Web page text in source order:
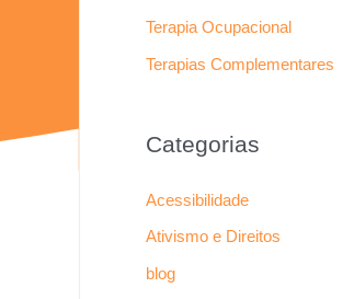
Terapia Ocupacional
Terapias Complementares
Categorias
Acessibilidade
Ativismo e Direitos
blog